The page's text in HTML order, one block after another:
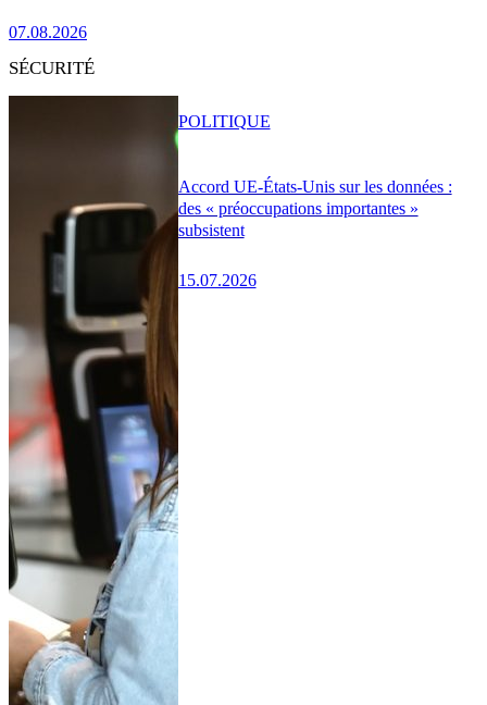
07.08.2026
SÉCURITÉ
Accord UE-États-Unis sur les données :
des « préoccupations importantes »
subsistent
15.07.2026
POLITIQUE